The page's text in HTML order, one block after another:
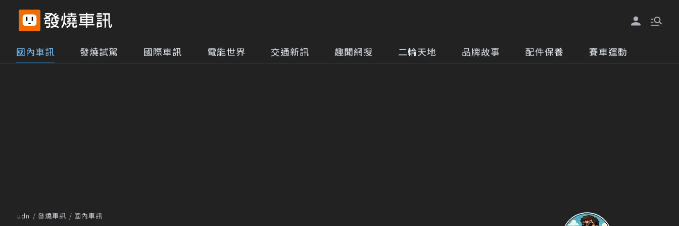
國內車訊 發燒試駕 國際車訊 電能世界 交通新訊 趣聞網搜 二輪天地 品牌故事 配件保養 賽車運動
udn 發燒車訊 國內車訊